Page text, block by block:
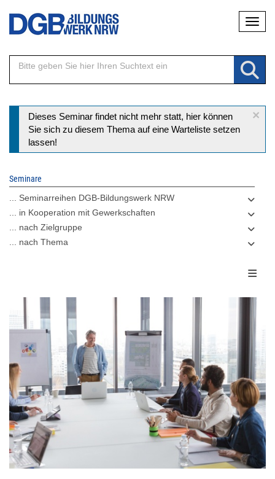
Direkt
Inhalt
×
Statusmeldung
Dieses Seminar findet nicht mehr statt, hier können
Sie sich zu diesem Thema auf eine Warteliste setzen
lassen!
Seminare
... Seminarreihen DGB-Bildungswerk NRW
... in Kooperation mit Gewerkschaften
... nach Zielgruppe
... nach Thema